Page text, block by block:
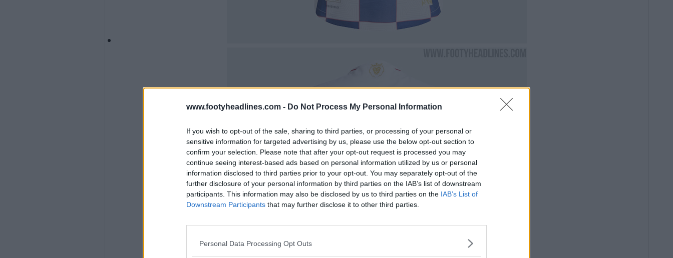
www.footyheadlines.com - Do Not Process My Personal Information
If you wish to opt-out of the sale, sharing to third parties, or processing of your personal or
sensitive information for targeted advertising by us, please use the below opt-out section to
confirm your selection. Please note that after your opt-out request is processed you may
continue seeing interest-based ads based on personal information utilized by us or personal
information disclosed to third parties prior to your opt-out. You may separately opt-out of the
further disclosure of your personal information by third parties on the IAB’s list of downstream
participants. This information may also be disclosed by us to third parties on the IAB’s List of
Downstream Participants that may further disclose it to other third parties.
Personal Data Processing Opt Outs